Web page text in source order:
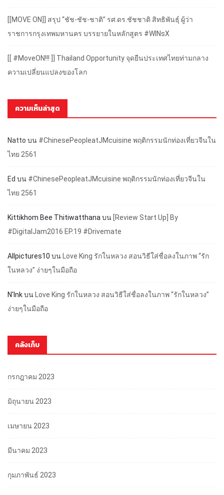
[[MOVE ON]] สรุป “ชัช-ชัช-ชาติ” รศ.ดร.ชัชชาติ สิทธิพันธุ์ ผู้ว่า
ราชการกรุงเทพมหานคร บรรยายในหลักสูตร #WINsX
[[ #MoveON!!! ]] Thailand Opportunity จุดยืนประเทศไทยท่ามกลาง
ความเปลี่ยนแปลงของโลก
ความเห็นล่าสุด
Natto บน #ChinesePeopleatJMcuisine พฤติกรรมนักท่องเที่ยวจีนใน
ไทย 2561
Ed บน #ChinesePeopleatJMcuisine พฤติกรรมนักท่องเที่ยวจีนใน
ไทย 2561
Kittikhom Bee Thitiwatthana บน [Review Start Up] By
#DigitalJam2016 EP.19 #Drivemate
Allpictures10 บน
Love King รักในหลวง สอนวิธีใส่ชื่อลงในภาพ “รัก
ในหลวง” ง่ายๆในมือถือ
N'Inkบน
Love King รักในหลวง สอนวิธีใส่ชื่อลงในภาพ “รักในหลวง”
ง่ายๆในมือถือ
คลังเก็บ
กรกฎาคม 2023
มิถุนายน 2023
เมษายน 2023
มีนาคม 2023
กุมภาพันธ์ 2023